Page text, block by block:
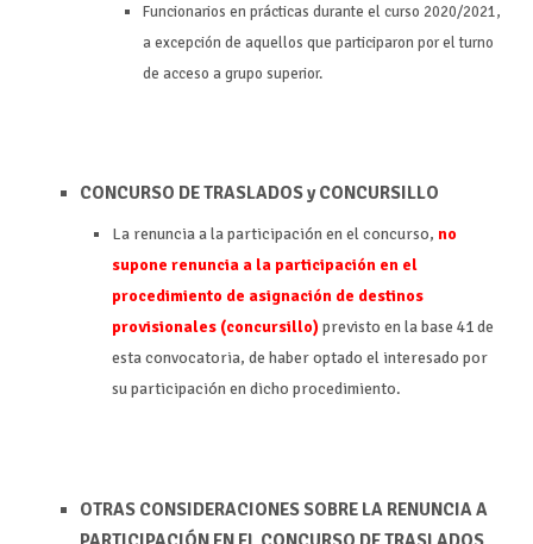
Funcionarios en prácticas durante el curso 2020/2021,
a excepción de aquellos que participaron por el turno
de acceso a grupo superior.
CONCURSO DE TRASLADOS y CONCURSILLO
La renuncia a la participación en el concurso, no
supone renuncia a la participación en el
procedimiento de asignación de destinos
provisionales (concursillo) previsto en la base 41 de
esta convocatoria, de haber optado el interesado por
su participación en dicho procedimiento.
OTRAS CONSIDERACIONES SOBRE LA RENUNCIA A